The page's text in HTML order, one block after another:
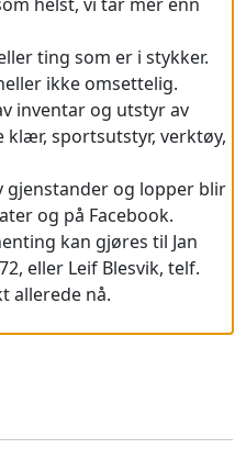
ting som er i stykker.
ikke omsettelig.
inventar og utstyr av
klær, sportsutstyr, verktøy,
gjenstander og lopper blir
og på Facebook.
kan gjøres til Jan
eller Leif Blesvik, telf.
allerede nå.